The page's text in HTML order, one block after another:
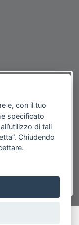
motivo legittimo.
Genova (GE) - PI
e, con il tuo
specificato
di tali
Chiudendo